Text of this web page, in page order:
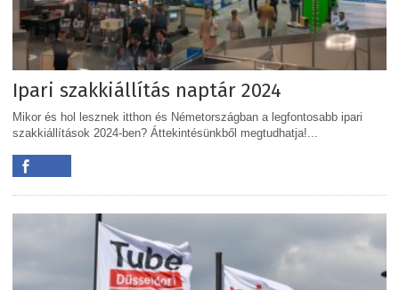
Ipari szakkiállítás naptár 2024
Mikor és hol lesznek itthon és Németországban a legfontosabb ipari
szakkiállítások 2024-ben? Áttekintésünkből megtudhatja!...